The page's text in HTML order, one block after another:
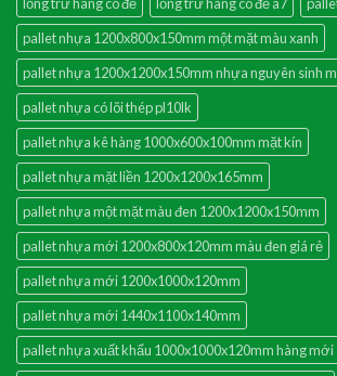
pallet nhựa 1200x800x150mm một mặt màu xanh
pallet nhựa 1200x1200x150mm nhựa nguyên sinh
pallet nhựa có lõi thép pl10lk
pallet nhựa kê hàng 1000x600x100mm mặt kín
pallet nhựa mặt liền 1200x1200x165mm
pallet nhựa một mặt màu đen 1200x1200x150mm
pallet nhựa mới 1200x800x120mm màu đen giá rẻ
pallet nhựa mới 1200x1000x120mm
pallet nhựa mới 1440x1100x140mm
pallet nhựa xuất khẩu 1000x1000x120mm hàng mới